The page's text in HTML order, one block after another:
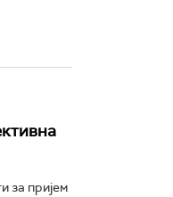
за пријем